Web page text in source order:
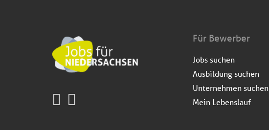
Für Bewerber
Jobs suchen
Ausbildung suchen
Unternehmen suchen
Mein Lebenslauf